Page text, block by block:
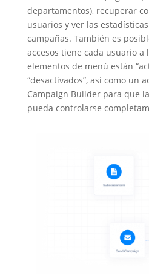
departamentos), recuperar
usuarios y ver las
campañas. También es
accesos tiene cada usuario a
elementos de menú están
“desactivados”, así como un
Campaign Builder para que
pueda controlarse